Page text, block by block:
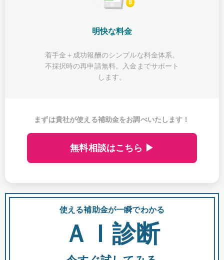
明快な料金
着手金＋成功報酬のシンプルな料金体系。
不採択時の再申請無料。入金までサポート
します。
まずは貴社が使える補助金をお調べいたします！
無料相談はこちら ▶
使える補助金が一瞬でわかる
ＡＩ診断